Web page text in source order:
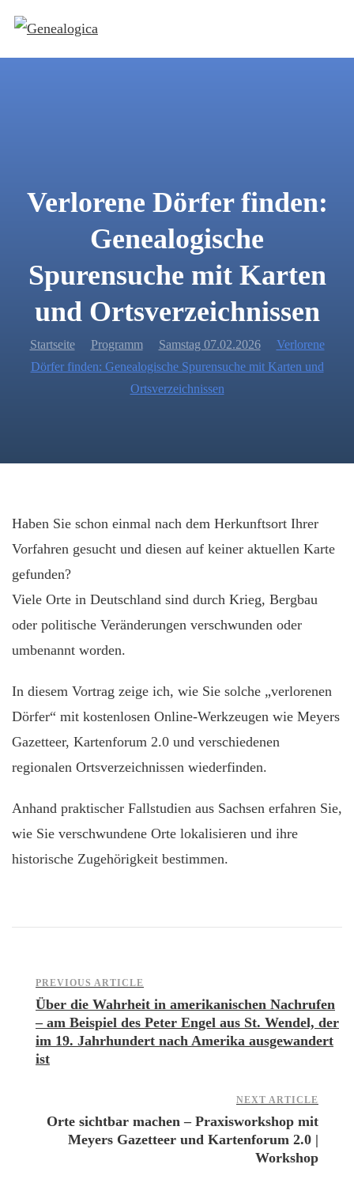
Verlorene Dörfer finden:
Genealogische
Spurensuche mit Karten
und Ortsverzeichnissen
Startseite Programm Samstag 07.02.2026
Verlorene
Dörfer finden: Genealogische Spurensuche mit Karten und
Ortsverzeichnissen
Haben Sie schon einmal nach dem Herkunftsort Ihrer
Vorfahren gesucht und diesen auf keiner aktuellen Karte
gefunden?
Viele Orte in Deutschland sind durch Krieg, Bergbau
oder politische Veränderungen verschwunden oder
umbenannt worden.
In diesem Vortrag zeige ich, wie Sie solche „verlorenen
Dörfer“ mit kostenlosen Online-Werkzeugen wie Meyers
Gazetteer, Kartenforum 2.0 und verschiedenen
regionalen Ortsverzeichnissen wiederfinden.
Anhand praktischer Fallstudien aus Sachsen erfahren Sie,
wie Sie verschwundene Orte lokalisieren und ihre
historische Zugehörigkeit bestimmen.
Post
Navigation
PREVIOUS ARTICLE
Über die Wahrheit in amerikanischen Nachrufen
– am Beispiel des Peter Engel aus St. Wendel, der
im 19. Jahrhundert nach Amerika ausgewandert
ist
NEXT ARTICLE
Orte sichtbar machen – Praxisworkshop mit
Meyers Gazetteer und Kartenforum 2.0 |
Workshop